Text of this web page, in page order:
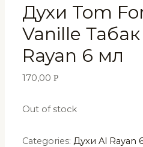
Духи Tom
Vanille
Rayan 6 мл
170,00Р
Out of stock
Categories:Духи Al Rayan